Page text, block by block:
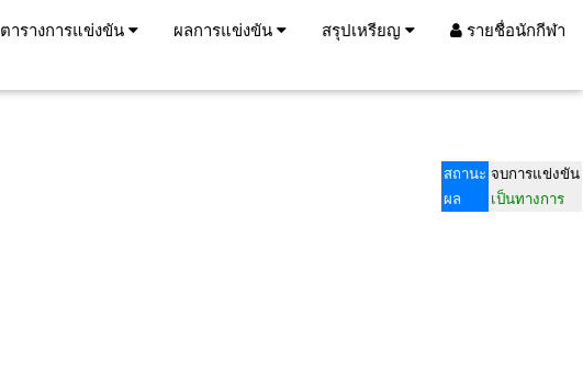
ตารางการแข่งขัน ผลการแข่งขัน สรุปเหรียญ รายชื่อนักกีฬา
สถานะ จบการแข่งขัน
ผล
เป็นทางการ